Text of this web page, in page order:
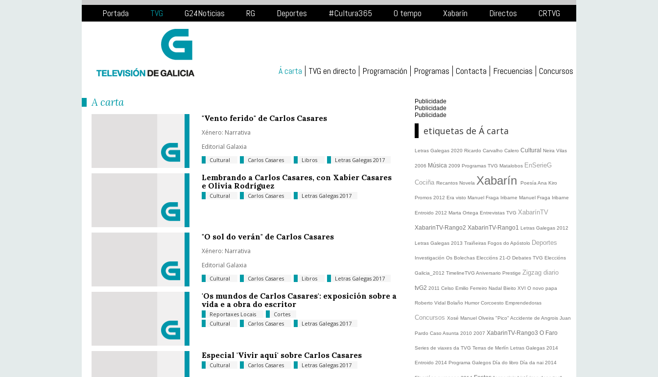
Portada TVG G24Noticias RG Deportes #Cultura365 O tempo Xabarín Directos CRTVG
Á carta TVG en directo Programación Programas Contacta Frecuencias Concursos
Á carta
"Vento ferido" de Carlos Casares
Xénero: Narrativa
Editorial Galaxia
Cultural Carlos Casares Libros Letras Galegas 2017
Lembrando a Carlos Casares, con Xabier Casares
e Olivia Rodríguez
Cultural Carlos Casares Letras Galegas 2017
"O sol do verán" de Carlos Casares
Xénero: Narrativa
Editorial Galaxia
Cultural Carlos Casares Libros Letras Galegas 2017
'Os mundos de Carlos Casares': exposición sobre a
vida e a obra do escritor
Reportaxes Locais
Cortes
Cultural
Carlos Casares Letras Galegas 2017
Especial 'Vivir aquí' sobre Carlos Casares
Cultural Carlos Casares Letras Galegas 2017
Publicidade
Publicidade
Publicidade
etiquetas de Á carta
Letras Galegas 2020 Ricardo Carvalho Calero Cultural Neira Vilas
2006 Música 2009 Programas TVG Matalobos EnSerieG
Cociña Recantos Novela Xabarín Poesía Ana Kiro
Promos 2012 Era visto Manuel Fraga Iribarne Manuel Fraga Iribarne
Entroido 2012 Marta Ortega Entrevistas TVG XabarínTV
XabarinTV-Rango2 XabarinTV-Rango1 Letras Galegas 2012
Letras Galegas 2013 Traiñeiras Fogos do Apóstolo Deportes
Investigación Os Bolechas Eleccións 21-O Debates TVG Eleccións
Galicia_2012 TimelineTVG Aniversario Prestige Zigzag diario
tvG2 2011 Celso Emilio Ferreiro Nadal Bieito XVI O novo papa
Roberto Vidal Bolaño Humor Corcoesto Emprendedoras
Concursos Xosé Manuel Olveira "Pico" Accidente de Angrois Juan
Pardo Caso Asunta 2010 2007 XabarinTV-Rango3 O Faro
Series de viaxes da TVG Terras de Merlín Letras Galegas 2014
Entroido 2014 Programa Galegos Día do libro Día da nai 2014